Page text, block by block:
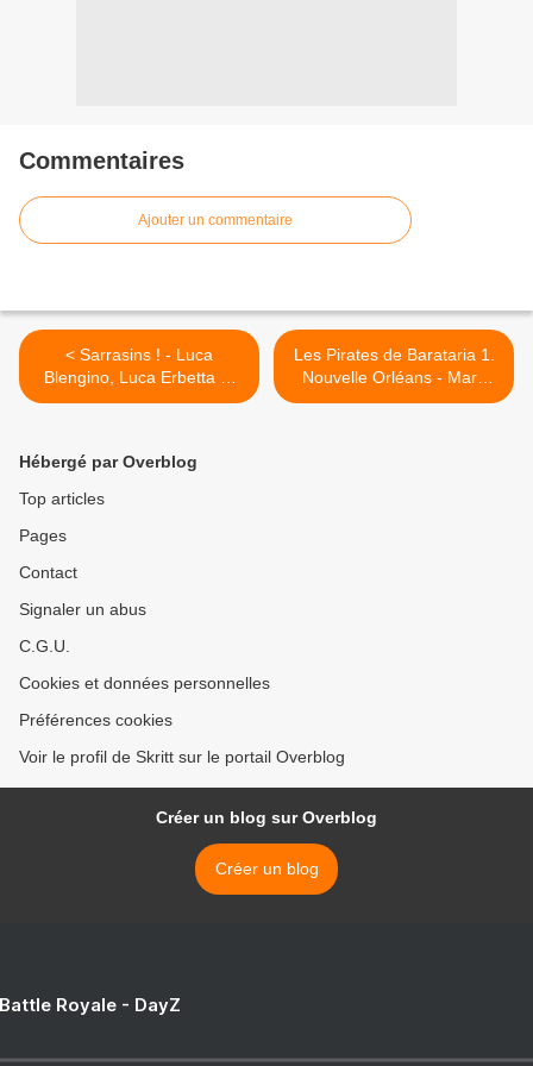
Commentaires
Ajouter un commentaire
< Sarrasins ! - Luca
Blengino, Luca Erbetta et
Filippo Rizzu
Les Pirates de Barataria 1.
Nouvelle Orléans - Marc
Bourgne et Franck Bonnet
Hébergé par Overblog
Top articles
Pages
Contact
Signaler un abus
C.G.U.
Cookies et données personnelles
Préférences cookies
Voir le profil de Skritt sur le portail Overblog
Créer un blog sur Overblog
Créer un blog
Royale - DayZ